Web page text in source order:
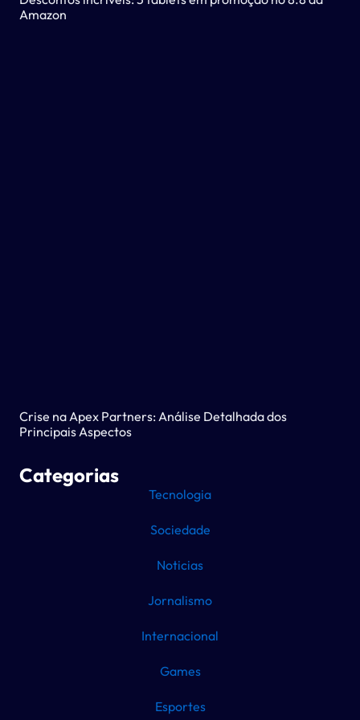
Amazon
Crise na Apex Partners: Análise Detalhada dos
Principais Aspectos
Categorias
Tecnologia
Sociedade
Noticias
Jornalismo
Internacional
Games
Esportes